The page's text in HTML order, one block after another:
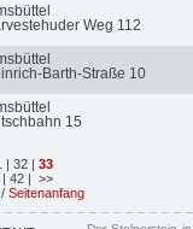
Weg 112
Barth-Straße 10
15
| 32 | 33
| 42 | >>
/ Seitenanfang